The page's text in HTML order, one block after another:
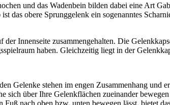
und das Wadenbein bilden dabei eine Art
das obere Sprunggelenk ein sogenanntes
Innenseite zusammengehalten. Die
haben. Gleichzeitig liegt in der
Gelenke stehen im engen Zusammenhang und
über Ihre Gelenkflächen zueinander
nach oben bzw. unten bewegen lässt, bietet